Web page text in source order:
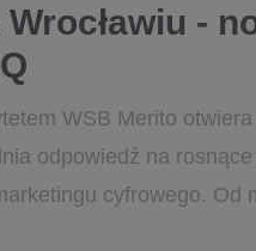
-
WSB Merito
odpowiedź na
cyfrowego. Od